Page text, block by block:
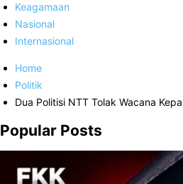
Keagamaan
Nasional
Internasional
Home
Politik
Dua Politisi NTT Tolak Wacana
Popular Posts